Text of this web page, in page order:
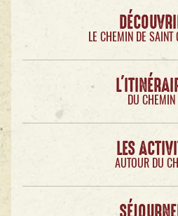
LE CHEMIN DE SAINT
DU CHEMIN
LES
AUTOUR DU